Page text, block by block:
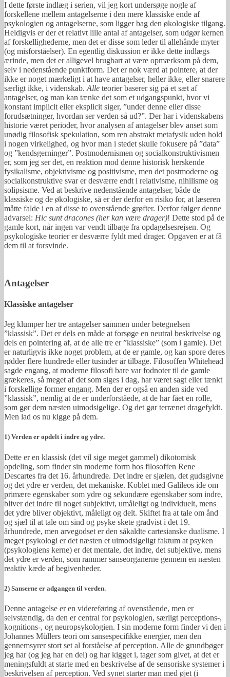
I dette første indlæg i serien, vil jeg kort undersøge nogle af
forskellene mellem antagelserne i den mere klassiske ende af
psykologien og antagelserne, som ligger bag den økologiske tilgang.
Heldigvis er der et relativt lille antal af antagelser, som udgør kernen
af forskellighederne, men det er disse som leder til allehånde myter
(og misforståelser). En egentlig diskussion er ikke dette indlægs
ærinde, men det er alligevel brugbart at være opmærksom på dem,
selv i nedenstående punktform. Det er nok værd at pointere, at der
ikke er noget mærkeligt i at have antagelser, heller ikke, eller snarere
særligt ikke, i videnskab. Alle teorier baserer sig på et sæt af
antagelser, og man kan tænke det som et udgangspunkt, hvor vi
konstant implicit eller eksplicit siger, ”under denne eller disse
forudsætninger, hvordan ser verden så ud?”. Der har i videnskabens
historie været perioder, hvor analysen af antagelser blev anset som
unødig filosofisk spekulation, som ren abstrakt metafysik uden hold
i nogen virkelighed, og hvor man i stedet skulle fokusere på ”data”
og ”kendsgerninger”. Postmodernismen og socialkonstruktivismen
er, som jeg ser det, en reaktion mod denne historisk herskende
fysikalisme, objektivisme og positivisme, men det postmoderne og
socialkonstruktive svar er desværre endt i relativisme, nihilisme og
solipsisme. Ved at beskrive nedenstående antagelser, både de
klassiske og de økologiske, så er der derfor en risiko for, at læseren
måtte falde i en af disse to ovenstående grøfter. Derfor følger denne
advarsel: Hic sunt dracones (her kan være drager)! Dette stod på de
gamle kort, når ingen var vendt tilbage fra opdagelsesrejsen. Og
psykologiske teorier er desværre fyldt med drager. Opgaven er at få
dem til at forsvinde.
Antagelser
Klassiske antagelser
Jeg klumper her tre antagelser sammen under betegnelsen
”klassisk”. Det er dels en måde at forsøge en neutral beskrivelse og
dels en pointering af, at de alle tre er ”klassiske” (som i gamle). Det
er naturligvis ikke noget problem, at de er gamle, og kan spore deres
rødder flere hundrede eller tusinder år tilbage. Filosoffen Whitehead
sagde engang, at moderne filosofi bare var fodnoter til de gamle
grækeres, så meget af det som siges i dag, har været sagt eller tænkt
i forskellige former engang. Men der er også en anden side ved
”klassisk”, nemlig at de er underforståede, at de har fået en rolle,
som gør dem næsten uimodsigelige. Og det gør terrænet dragefyldt.
Men lad os nu kigge på dem.
1) Verden er opdelt i indre og ydre.
Dette er en klassisk (det vil sige meget gammel) dikotomisk
opdeling, som finder sin moderne form hos filosoffen Rene
Descartes fra det 16. århundrede. Det indre er sjælen, det gudsgivne
og det ydre er verden, det mekaniske. Koblet med Galileos ide om
primære egenskaber som ydre og sekundære egenskaber som indre,
bliver det indre til noget subjektivt, umåleligt og individuelt, mens
det ydre bliver objektivt, måleligt og delt. Skiftet fra at tale om ånd
og sjæl til at tale om sind og psyke skete gradvist i det 19.
århundrede, men arvegodset er den såkaldte cartesianske dualisme. I
meget psykologi er det næsten et uimodsigeligt faktum at psyken
(psykologiens kerne) er det mentale, det indre, det subjektive, mens
det ydre er verden, som rammer sanseorganerne gennem en næsten
reaktiv kæde af begivenheder.
2) Sanserne er adgangen til verden.
Denne antagelse er en videreføring af ovenstående, men er
selvstændig, da den er central for psykologien, særligt perceptions-,
kognitions-, og neuropsykologien. I sin moderne form finder vi den i
Johannes Müllers teori om sansespecifikke energier, men den
gennemsyrer stort set al forståelse af perception. Alle de grundbøger
jeg har (og jeg har en del) og har kigget i, tager som givet, at det er
meningsfuldt at starte med en beskrivelse af de sensoriske systemer i
beskrivelsen af perception. Ved synet starter man med øjet (i